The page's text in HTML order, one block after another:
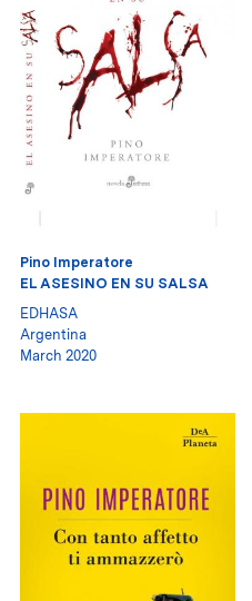
Pino Imperatore
EL ASESINO EN SU SALSA
EDHASA
Argentina
March 2020